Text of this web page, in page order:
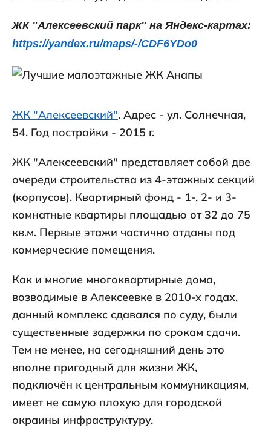
ЖК "Алексеевский парк" на Яндекс-картах:
https://yandex.ru/maps/-/CDF6YDo0
ЖК "Алексеевский". Адрес - ул. Солнечная,
54. Год постройки - 2015 г.
ЖК "Алексеевский" представляет собой две
очереди строительства из 4-этажных секций
(корпусов). Квартирный фонд - 1-, 2- и 3-
комнатные квартиры площадью от 32 до 75
кв.м. Первые этажи частично отданы под
коммерческие помещения.
Как и многие многоквартирные дома,
возводимые в Алексеевке в 2010-х годах,
данный комплекс сдавался по суду, были
существенные задержки по срокам сдачи.
Тем не менее, на сегодняшний день это
вполне пригодный для жизни ЖК,
подключён к центральным коммуникациям,
имеет не самую плохую для городской
окраины инфраструктуру.